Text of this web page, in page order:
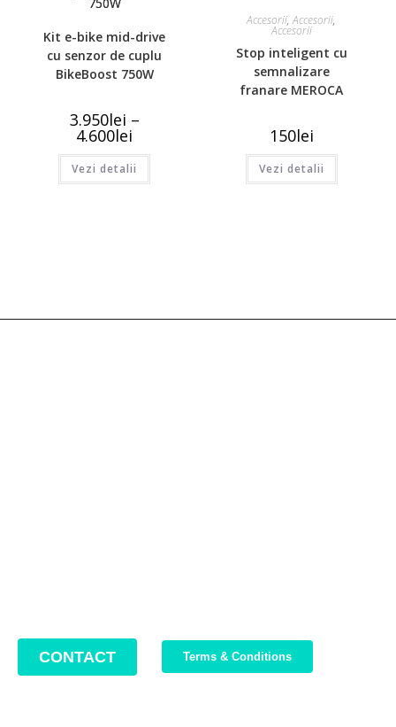
Kit e-bike mid-drive
cu senzor de cuplu
BikeBoost 750W
3.950lei –
4.600lei
Vezi detalii
Accesorii,Accesorii,
Accesorii
Stop inteligent cu
semnalizare
franare MEROCA
150lei
Vezi detalii
CONTACT Terms & Conditions